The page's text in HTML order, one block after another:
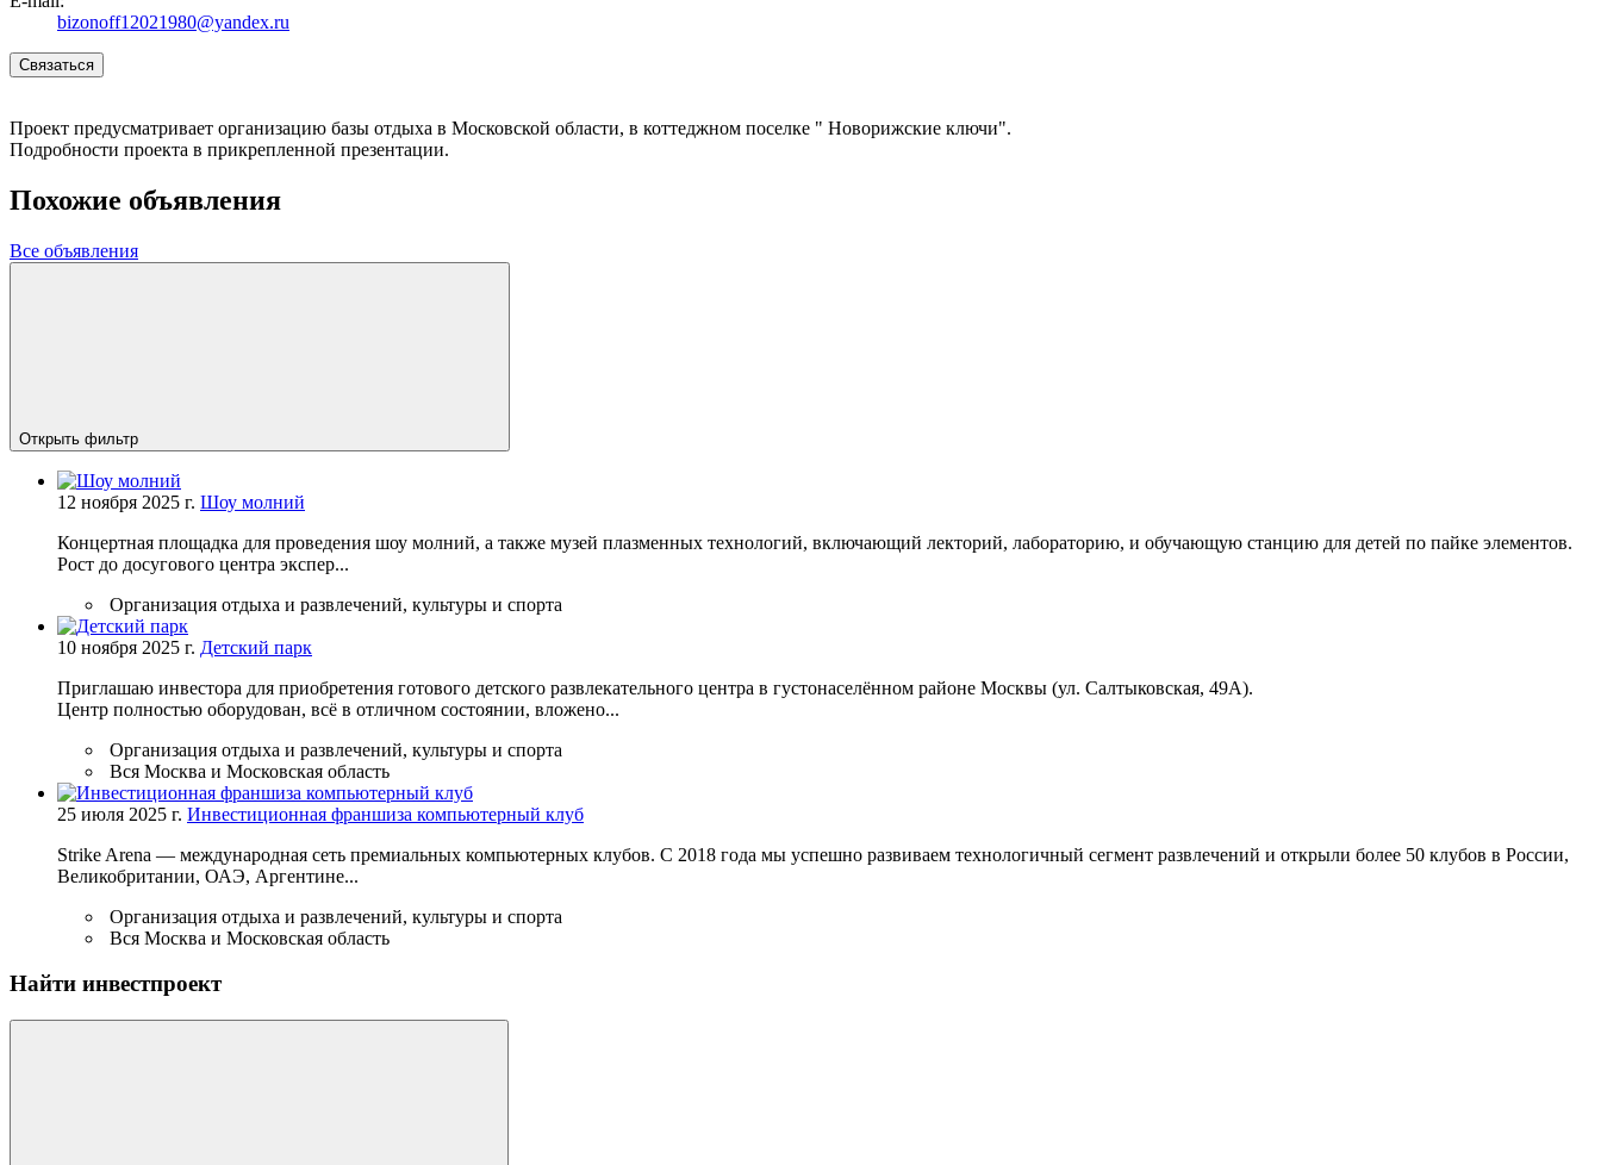
bizonoff12021980@yandex.ru
Связаться
Проект предусматривает организацию базы отдыха в Московской области, в коттеджном поселке " Новорижские ключи".
Подробности проекта в прикрепленной презентации.
Похожие объявления
Все объявления
Открыть фильтр
12 ноября 2025 г. Шоу молний
Концертная площадка для проведения шоу молний, а также музей плазменных технологий, включающий лекторий, лабораторию, и обучающую станцию для детей по пайке элементов.
Рост до досугового центра экспер...
Организация отдыха и развлечений, культуры и спорта
10 ноября 2025 г. Детский парк
Приглашаю инвестора для приобретения готового детского развлекательного центра в густонаселённом районе Москвы (ул. Салтыковская, 49А).
Центр полностью оборудован, всё в отличном состоянии, вложено...
Организация отдыха и развлечений, культуры и спорта
Вся Москва и Московская область
25 июля 2025 г. Инвестиционная франшиза компьютерный клуб
Strike Arena — международная сеть премиальных компьютерных клубов. С 2018 года мы успешно развиваем технологичный сегмент развлечений и открыли более 50 клубов в России,
Великобритании, ОАЭ, Аргентине...
Организация отдыха и развлечений, культуры и спорта
Вся Москва и Московская область
Найти инвестпроект